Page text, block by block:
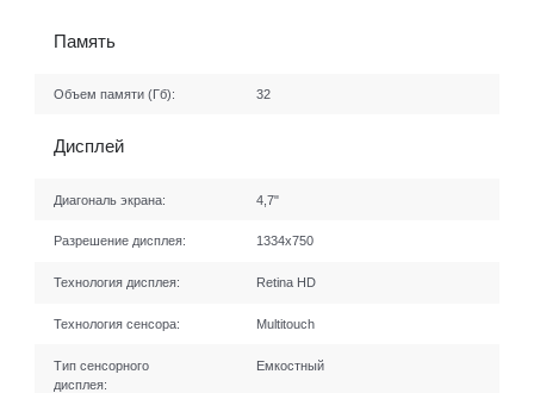
Память
Объем памяти (Гб): 32
Дисплей
Диагональ экрана: 4,7"
Разрешение дисплея: 1334x750
Технология дисплея: Retina HD
Технология сенсора: Multitouch
Тип сенсорного
дисплея:
Емкостный